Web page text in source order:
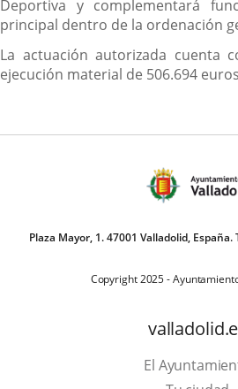
Deportiva y complementará
principal dentro de la ordenación
La actuación autorizada cuenta
ejecución material de 506.694
Plaza Mayor, 1. 47001 Valladolid, España.
Copyright 2025 -
El